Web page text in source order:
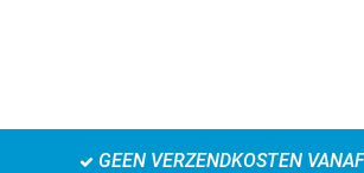
GEEN VERZENDKOSTEN